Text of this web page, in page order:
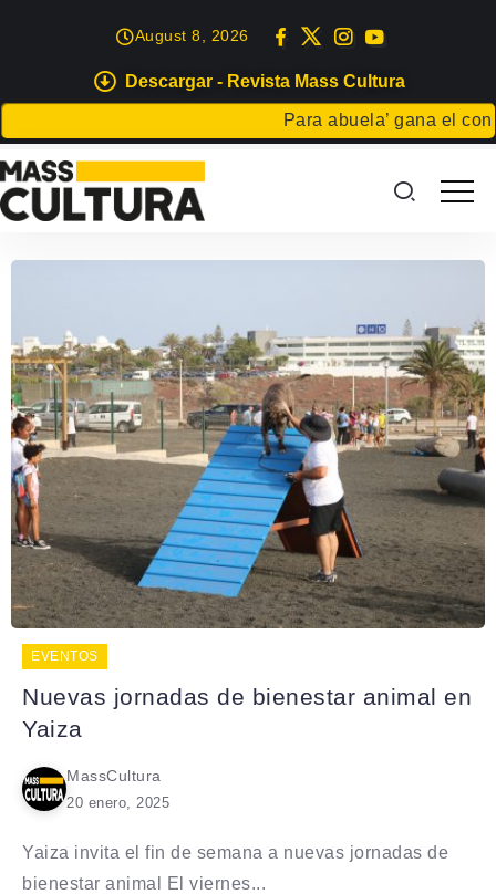
Descargar - Revista Mass Cultura
Para abuela’ gana el
August 8, 2026
EVENTOS
Nuevas jornadas de bienestar animal en
Yaiza
MassCultura
20 enero, 2025
Yaiza invita el fin de semana a nuevas jornadas de
bienestar animal El viernes...